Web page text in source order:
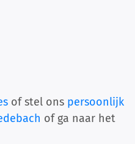
of stel ons persoonlijk
of ga naar het